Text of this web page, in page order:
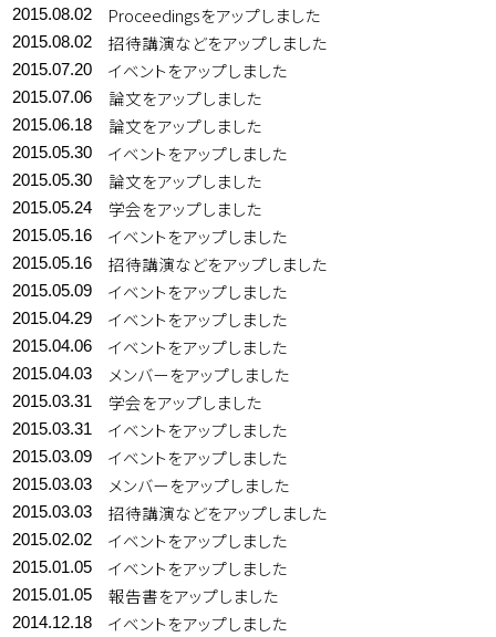
2015.08.02 Proceedingsをアップしました
2015.08.02 招待講演などをアップしました
2015.07.20 イベントをアップしました
2015.07.06 論文をアップしました
2015.06.18 論文をアップしました
2015.05.30 イベントをアップしました
2015.05.30 論文をアップしました
2015.05.24 学会をアップしました
2015.05.16 イベントをアップしました
2015.05.16 招待講演などをアップしました
2015.05.09 イベントをアップしました
2015.04.29 イベントをアップしました
2015.04.06 イベントをアップしました
2015.04.03 メンバーをアップしました
2015.03.31 学会をアップしました
2015.03.31 イベントをアップしました
2015.03.09 イベントをアップしました
2015.03.03 メンバーをアップしました
2015.03.03 招待講演などをアップしました
2015.02.02 イベントをアップしました
2015.01.05 イベントをアップしました
2015.01.05 報告書をアップしました
2014.12.18 イベントをアップしました